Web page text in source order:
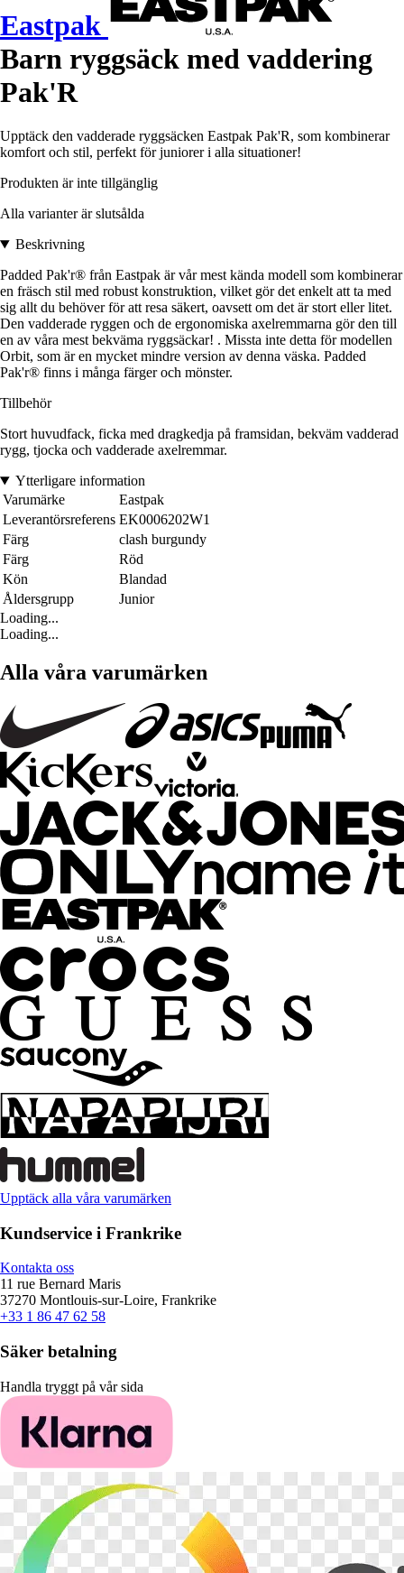
Eastpak
Barn ryggsäck med vaddering
Pak'R
Upptäck den vadderade ryggsäcken Eastpak Pak'R, som kombinerar
komfort och stil, perfekt för juniorer i alla situationer!
Produkten är inte tillgänglig
Alla varianter är slutsålda
Beskrivning
Padded Pak'r® från Eastpak är vår mest kända modell som kombinerar
en fräsch stil med robust konstruktion, vilket gör det enkelt att ta med
sig allt du behöver för att resa säkert, oavsett om det är stort eller litet.
Den vadderade ryggen och de ergonomiska axelremmarna gör den till
en av våra mest bekväma ryggsäckar! . Missta inte detta för modellen
Orbit, som är en mycket mindre version av denna väska. Padded
Pak'r® finns i många färger och mönster.
Tillbehör
Stort huvudfack, ficka med dragkedja på framsidan, bekväm vadderad
rygg, tjocka och vadderade axelremmar.
Ytterligare information
Varumärke
Eastpak
Leverantörsreferens EK0006202W1
Färg
clash burgundy
Färg
Röd
Kön
Blandad
Åldersgrupp
Junior
Loading...
Loading...
Alla våra varumärken
Upptäck alla våra varumärken
Kundservice i Frankrike
Kontakta oss
11 rue Bernard Maris
37270 Montlouis-sur-Loire, Frankrike
+33 1 86 47 62 58
Säker betalning
Handla tryggt på vår sida